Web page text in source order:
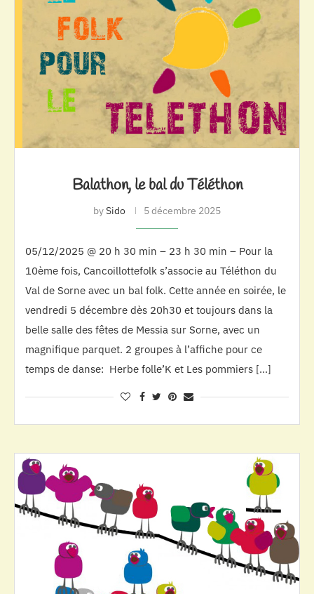
Balathon, le bal du Téléthon
bySido 5 décembre 2025
05/12/2025 @ 20 h 30 min – 23 h 30 min – Pour la
10ème fois, Cancoillottefolk s’associe au Téléthon du
Val de Sorne avec un bal folk. Cette année en soirée, le
vendredi 5 décembre dès 20h30 et toujours dans la
belle salle des fêtes de Messia sur Sorne, avec un
magnifique parquet. 2 groupes à l’affiche pour ce
temps de danse: Herbe folle’K et Les pommiers […]